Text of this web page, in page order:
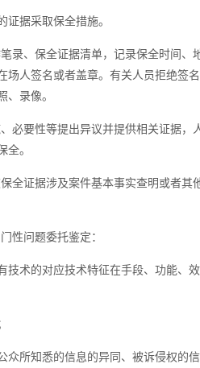
据采取保全措施。
录、保全证据清单，记录保全时间、
人签名或者盖章。有关人员拒绝签
录像。
必要性等提出异议并提供相关证据，
。
全证据涉及案件基本事实查明或者其
性问题委托鉴定：
技术的对应技术特征在手段、功能、
众所知悉的信息的异同、被诉侵权的